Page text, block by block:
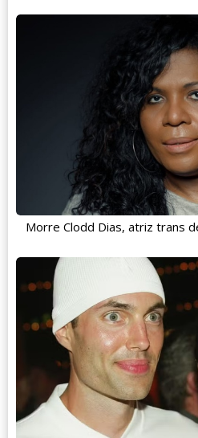
Morre Clodd Dias, atriz trans